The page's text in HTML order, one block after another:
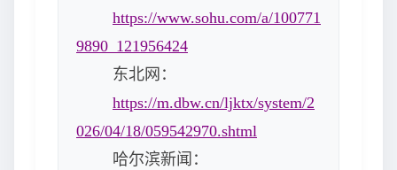
https://www.sohu.com/a/100771
9890_121956424
东北网：
https://m.dbw.cn/ljktx/system/2
026/04/18/059542970.shtml
哈尔滨新闻：